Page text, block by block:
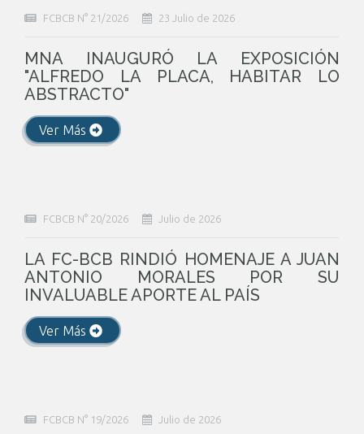
FCBCB N° 21/2026 23 Julio de 2026
MNA INAUGURÓ LA EXPOSICIÓN
"ALFREDO LA PLACA, HABITAR LO
ABSTRACTO"
Ver Más
FCBCB N° 20/2026 Julio de 2026
LA FC-BCB RINDIÓ HOMENAJE A JUAN
ANTONIO MORALES POR SU
INVALUABLE APORTE AL PAÍS
Ver Más
FCBCB N° 19/2026 Julio de 2026